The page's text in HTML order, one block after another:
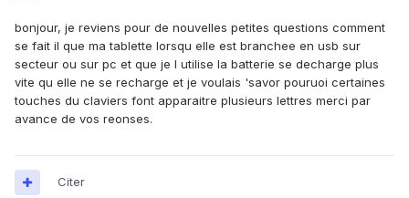
bonjour, je reviens pour de nouvelles petites questions comment
se fait il que ma tablette lorsqu elle est branchee en usb sur
secteur ou sur pc et que je l utilise la batterie se decharge plus
vite qu elle ne se recharge et je voulais 'savor pouruoi certaines
touches du claviers font apparaitre plusieurs lettres merci par
avance de vos reonses.
Citer